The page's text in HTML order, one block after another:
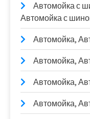
Автомойка с
Автомойка с
Автомойка,
Автомойка,
Автомойка,
Автомойка,